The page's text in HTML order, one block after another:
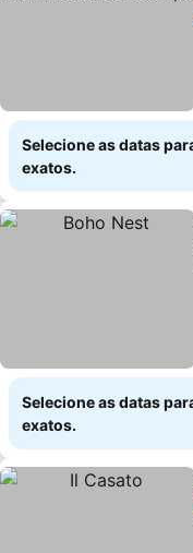
Selecione as datas
exatos.
Selecione as datas
exatos.